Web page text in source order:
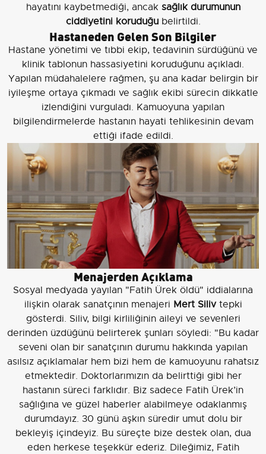
hayatını kaybetmediği, ancak sağlık durumunun
ciddiyetini koruduğubelirtildi.
Hastaneden Gelen Son Bilgiler
Hastane yönetimi ve tıbbi ekip, tedavinin sürdüğünü ve
klinik tablonun hassasiyetini koruduğunu açıkladı.
Yapılan müdahalelere rağmen, şu ana kadar belirgin bir
iyileşme ortaya çıkmadı ve sağlık ekibi sürecin dikkatle
izlendiğini vurguladı. Kamuoyuna yapılan
bilgilendirmelerde hastanın hayati tehlikesinin devam
ettiği ifade edildi.
Menajerden Açıklama
Sosyal medyada yayılan "Fatih Ürek öldü" iddialarına
ilişkin olarak sanatçının menajeri Mert Silivtepki
gösterdi. Siliv, bilgi kirliliğinin aileyi ve sevenleri
derinden üzdüğünü belirterek şunları söyledi: "Bu kadar
seveni olan bir sanatçının durumu hakkında yapılan
asılsız açıklamalar hem bizi hem de kamuoyunu rahatsız
etmektedir. Doktorlarımızın da belirttiği gibi her
hastanın süreci farklıdır. Biz sadece Fatih Ürek’in
sağlığına ve güzel haberler alabilmeye odaklanmış
durumdayız. 30 günü aşkın süredir umut dolu bir
bekleyiş içindeyiz. Bu süreçte bize destek olan, dua
eden herkese teşekkür ederiz. Dileğimiz, Fatih